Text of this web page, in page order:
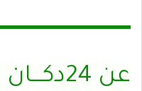
عن 24دكـــان